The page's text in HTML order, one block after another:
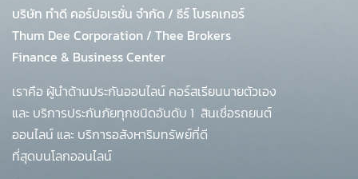
บริษัท ทำดี คอร์ปอเรชั่น จำกัด / ธีร์ โบรคเกอร์
Thum Dee Corporation / Thee Brokers
Finance & Business Center
เราคือ ผู้นำด้านประกันออนไลน์ คอร์สเรียนนายตัวเอง
และ บริการประกันภัยทุกชนิดอันดับ 1 สินเชื่อรถยนต์
ออนไลน์ และ บริการอสังหาริมทรัพย์ที่ดี
ที่สุดบนโลกออนไลน์